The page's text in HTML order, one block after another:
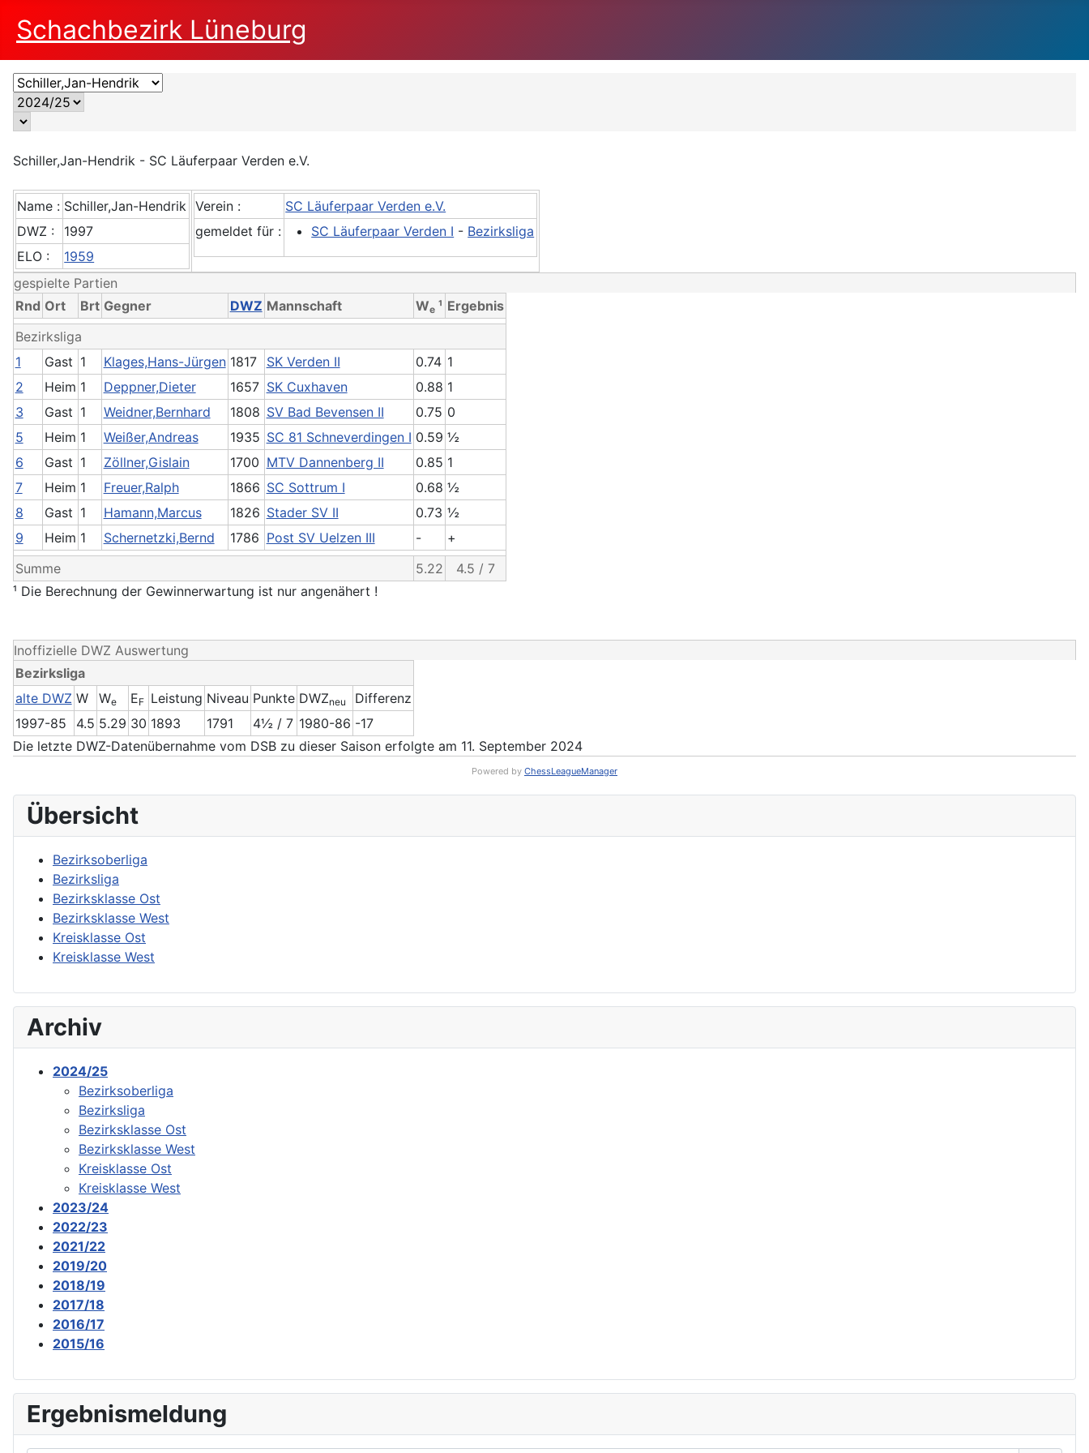
Schachbezirk Lüneburg
Übersicht
Bezirksoberliga
Bezirksliga
Bezirksklasse Ost
Bezirksklasse West
Kreisklasse Ost
Kreisklasse West
Archiv
2024/25
Bezirksoberliga
Bezirksliga
Bezirksklasse Ost
Bezirksklasse West
Kreisklasse Ost
Kreisklasse West
2023/24
2022/23
2021/22
2019/20
2018/19
2017/18
2016/17
2015/16
Ergebnismeldung
Schiller,Jan-Hendrik - SC Läuferpaar Verden e.V.
Name : Schiller,Jan-Hendrik
DWZ :
1997
ELO :
1959
Verein :
SC Läuferpaar Verden e.V.
gemeldet für :
SC Läuferpaar Verden I - Bezirksliga
gespielte Partien
Rnd Ort Brt Gegner DWZ Mannschaft We¹ Ergebnis
Bezirksliga
1
Gast 1 Klages,Hans-Jürgen 1817 SK Verden II 0.74 1
2
Heim 1 Deppner,Dieter 1657 SK Cuxhaven 0.88 1
3
Gast 1 Weidner,Bernhard 1808 SV Bad Bevensen II 0.75 0
5
Heim 1 Weißer,Andreas 1935 SC 81 Schneverdingen I 0.59 ½
6
Gast 1 Zöllner,Gislain 1700 MTV Dannenberg II 0.85 1
7
Heim 1 Freuer,Ralph 1866 SC Sottrum I 0.68 ½
8
Gast 1 Hamann,Marcus 1826 Stader SV II 0.73 ½
9
Heim 1 Schernetzki,Bernd 1786 Post SV Uelzen III -
+
Summe
5.22
4.5 / 7
¹ Die Berechnung der Gewinnerwartung ist nur angenähert !
Inoffizielle DWZ Auswertung
Bezirksliga
alte DWZ W We EF Leistung Niveau Punkte DWZneu
Differenz
1997-85
4.5 5.29 30 1893 1791 4½ / 7 1980-86 -17
Die letzte DWZ-Datenübernahme vom DSB zu dieser Saison erfolgte am 11. September 2024
Powered by ChessLeagueManager